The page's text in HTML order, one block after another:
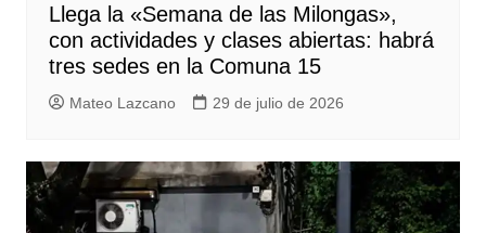
Llega la «Semana de las Milongas»,
con actividades y clases abiertas: habrá
tres sedes en la Comuna 15
Mateo Lazcano 29 de julio de 2026